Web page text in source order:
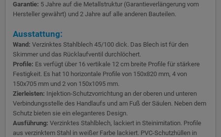
Garantie: 5 Jahre auf die Metallstruktur (Garantieverlängerung vom
Hersteller gewährt) und 2 Jahre auf alle anderen Bauteilen.
Ausstattung:
Wand: Verzinktes Stahlblech 45/100 dick. Das Blech ist für den
Skimmer und das Rücklaufventil durchlöchert.
Profile: Es verfügt über 16 vertikale 12 cm breite Profile für stärkere
Festigkeit. Es hat 10 horizontale Profile von 150x820 mm, 4 von
150x705 mm und 2 von 150x1095 mm.
Zierleisten: Injektion-Schutzvorrichtung an der oberen und unteren
Verbindungsstelle des Handlaufs und am Fuß der Säulen. Neben dem
Schutz bieten sie ein eleganteres Design.
Ausführung: Verzinktes Stahlblech, lackiert in Steinimitation. Profile
aus verzinktem Stahl in weißer Farbe lackiert. PVC-Schutzhüllen in